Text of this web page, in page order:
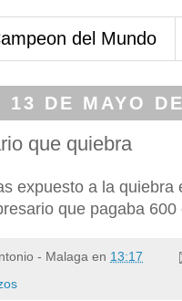
del Mundo
13 DE MAYO
que quiebra
expuesto a la
que pagaba
- Malaga en 13:17